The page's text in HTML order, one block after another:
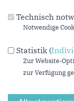
©2026
Technisch
Notwendige
Statistik (
Zur Website-
zur Verfügung